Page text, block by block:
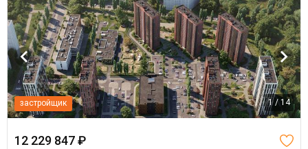
застройщик 1 / 14
12 229 847 ₽